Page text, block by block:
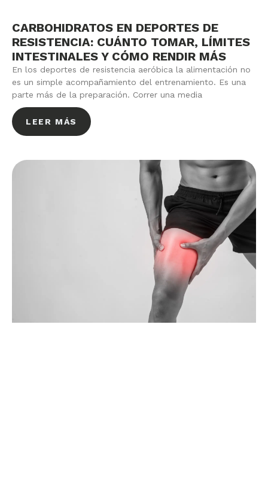
CARBOHIDRATOS EN DEPORTES DE
RESISTENCIA: CUÁNTO TOMAR, LÍMITES
INTESTINALES Y CÓMO RENDIR MÁS
En los deportes de resistencia aeróbica la alimentación no
es un simple acompañamiento del entrenamiento. Es una
parte más de la preparación. Correr una media
LEER MÁS